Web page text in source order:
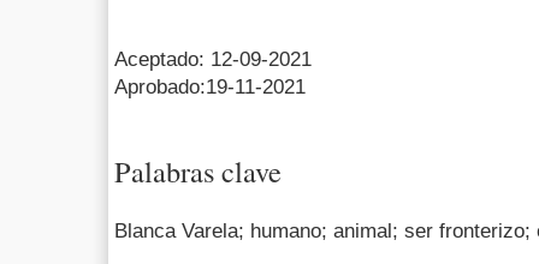
Aceptado: 12-09-2021
Aprobado:19-11-2021
Palabras clave
Blanca Varela; humano; animal; ser